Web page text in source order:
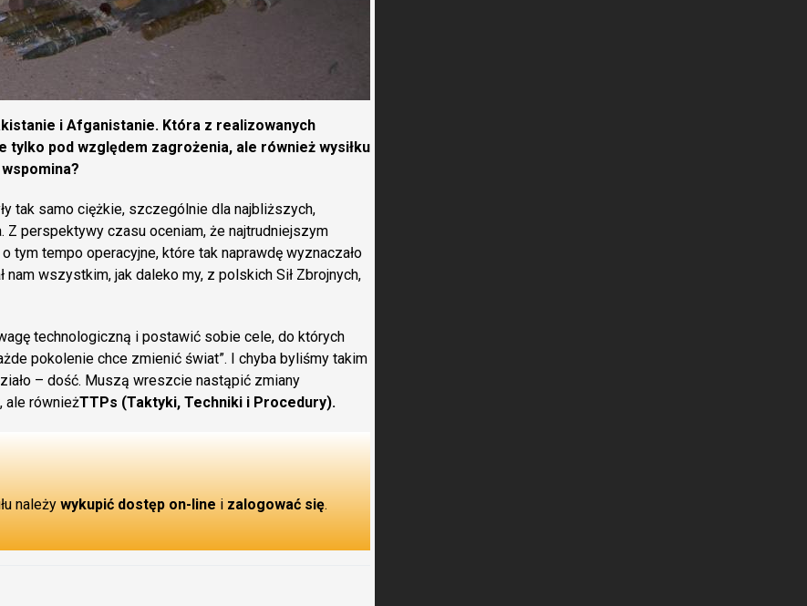
i Afganistanie. Która z realizowanych
tylko pod względem zagrożenia, ale również wysiłku
tak samo ciężkie, szczególnie dla najbliższych,
perspektywy czasu oceniam, że najtrudniejszym
o tym tempo operacyjne, które tak naprawdę wyznaczało
wszystkim, jak daleko my, z polskich Sił Zbrojnych,
technologiczną i postawić sobie cele, do których
pokolenie chce zmienić świat”. I chyba byliśmy takim
– dość. Muszą wreszcie nastąpić zmiany
ale równieżTTPs (Taktyki, Techniki i Procedury).
należy wykupić dostęp on-line i zalogować się.